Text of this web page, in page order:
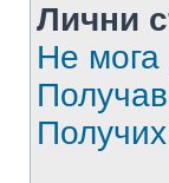
Лични
Не